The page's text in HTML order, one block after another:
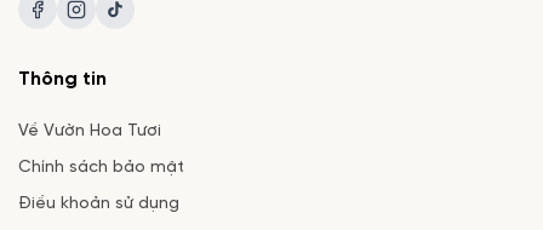
Thông tin
Về Vườn Hoa Tươi
Chính sách bảo mật
Điều khoản sử dụng